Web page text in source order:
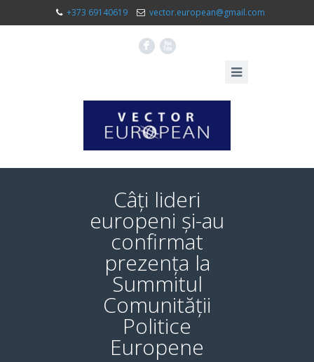
+373 69140619 vector.european@gmail.com
F X
Câți lideri
europeni și-au
confirmat
prezența la
Summitul
Comunității
Politice
Europene